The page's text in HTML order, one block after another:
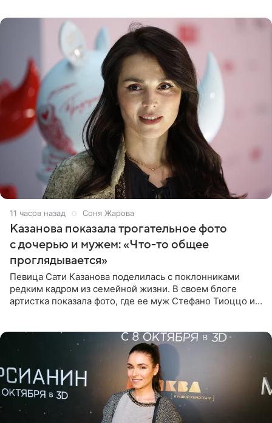
11 часов назад Соня Жарова
Казанова показала трогательное фото
с дочерью и мужем: «Что-то общее
проглядывается»
Певица Сати Казанова поделилась с поклонниками
редким кадром из семейной жизни. В своем блоге
артистка показала фото, где ее муж Стефано Тиоццо и